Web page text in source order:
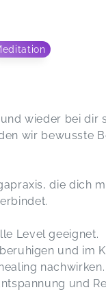
wieder bei dir
wir bewusste
die dich
Level geeignet.
und im
nachwirken.
und